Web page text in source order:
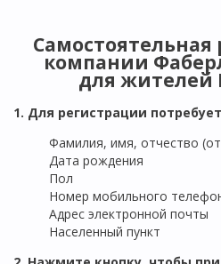
Самостоятельная
компании
для жителей
1. Для регистрации
Фамилия, имя, отчество
Дата рождения
Пол
Номер мобильного
Адрес электронной почты
Населенный пункт